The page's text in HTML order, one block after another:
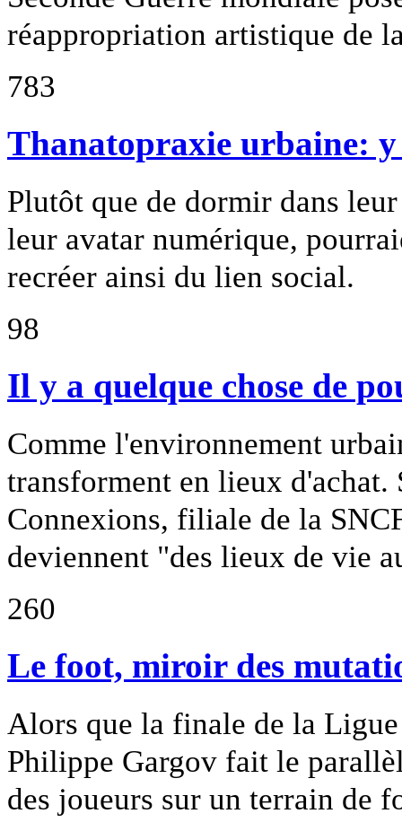
réappropriation artistique de
783
Thanatopraxie urbaine:
Plutôt que de dormir dans
leur avatar numérique,
recréer ainsi du lien social.
98
Il y a quelque chose de
Comme l'environnement
transforment en lieux d'achat.
Connexions, filiale de la
deviennent "des lieux de vie
260
Le foot, miroir des
Alors que la finale de la
Philippe Gargov fait le
des joueurs sur un terrain de